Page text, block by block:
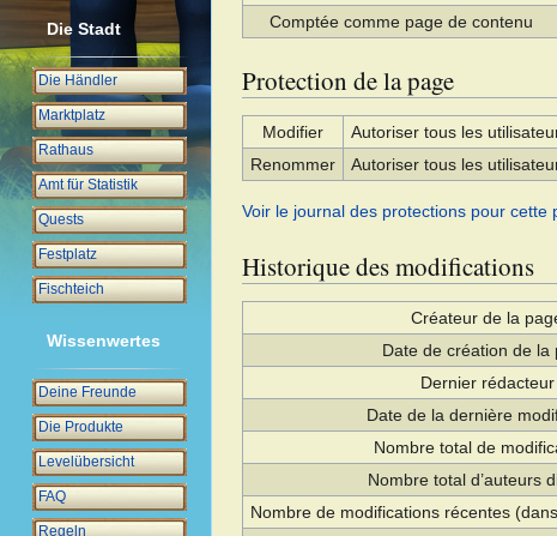
Comptée comme page de contenu
Protection de la page
Modifier
Autoriser tous les
Renommer
Autoriser tous les
Voir le journal des protections pour cette
Historique des modifications
Créateur de la
Date de création de la
Dernier rédacteur
Date de la dernière
Nombre total de
Nombre total d’auteurs
Nombre de modifications récentes
Die Stadt
Die Händler
Marktplatz
Rathaus
Amt für Statistik
Quests
Festplatz
Fischteich
Wissenwertes
Deine Freunde
Die Produkte
Levelübersicht
FAQ
Regeln